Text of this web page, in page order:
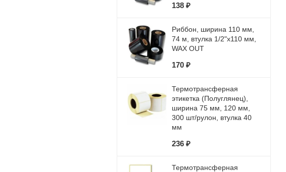
138 ₽
Риббон, ширина 110 мм,
74 м, втулка 1/2"x110 мм,
WAX OUT
170 ₽
Термотрансферная
этикетка (Полуглянец),
ширина 75 мм, 120 мм,
300 шт/рулон, втулка 40
мм
236 ₽
Термотрансферная